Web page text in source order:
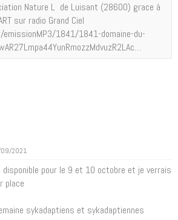
Nature L de Luisant (28600) grace à
sur radio Grand Ciel
1841/1841-domaine-du-
2021
pour le 9 et 10 octobre et je verrais
place
sykadaptiens et sykadaptiennes